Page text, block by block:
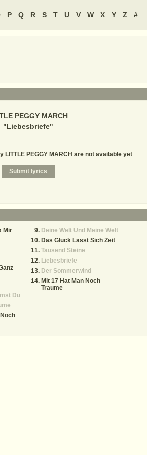
P Q R S T U V W X Y Z #
PEGGY MARCH
"Liebesbriefe"
PEGGY MARCH are not available yet
Mir
Du
Deine Welt Und Meine Welt
Das Gluck Lasst Sich Zeit
Tausend Steine
Liebesbriefe
Der Sommerwind
Mit 17 Hat Man Noch
Traume